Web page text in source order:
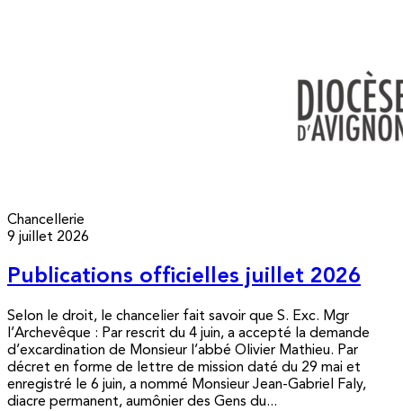
Chancellerie
9 juillet 2026
Publications officielles juillet 2026
Selon le droit, le chancelier fait savoir que S. Exc. Mgr
l’Archevêque : Par rescrit du 4 juin, a accepté la demande
d’excardination de Monsieur l’abbé Olivier Mathieu. Par
décret en forme de lettre de mission daté du 29 mai et
enregistré le 6 juin, a nommé Monsieur Jean-Gabriel Faly,
diacre permanent, aumônier des Gens du...